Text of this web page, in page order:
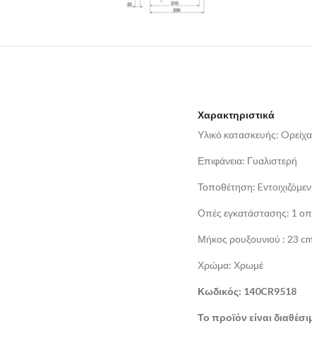
Χαρακτηριστικά
Υλικό κατασκευής:
Επιφάνεια: Γυαλιστερή
Τοποθέτηση:
Οπές εγκατάστασης: 1
Μήκος ρουξουνιού : 23 cm
Χρώμα: Χρωμέ
Κωδικός: 140CR9518
Το προϊόν είναι